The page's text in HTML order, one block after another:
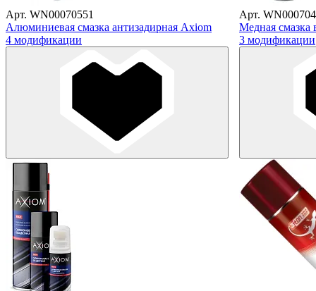
Арт. WN00070551
Алюминиевая смазка антизадирная Axiom
4 модификации
Арт.
Медная смазка
3 модификации